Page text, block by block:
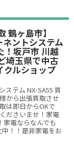
鶴ヶ島市】
ントシステム
！坂戸市 川越
埼玉県で中古
クルショップ
ステム NX-SA55 買
から出張買取させ
は即日からOKで
ださいませ！家電
家電ならなんでも
！！是非家電をお